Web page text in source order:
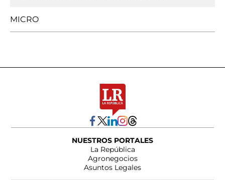
MICRO
NUESTROS PORTALES
La República
Agronegocios
Asuntos Legales